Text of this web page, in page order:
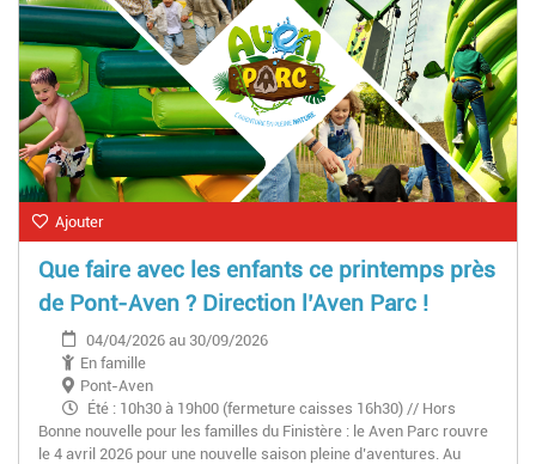
Ajouter
Que faire avec les enfants ce printemps près
de Pont-Aven ? Direction l’Aven Parc !
04/04/2026 au 30/09/2026
En famille
Pont-Aven
Été : 10h30 à 19h00 (fermeture caisses 16h30) // Hors
saison : mercredis, WE, fériés 10h30-18h (fermeture
caisses 16h)
Bonne nouvelle pour les familles du Finistère : le Aven Parc rouvre
le 4 avril 2026 pour une nouvelle saison pleine d’aventures. Au